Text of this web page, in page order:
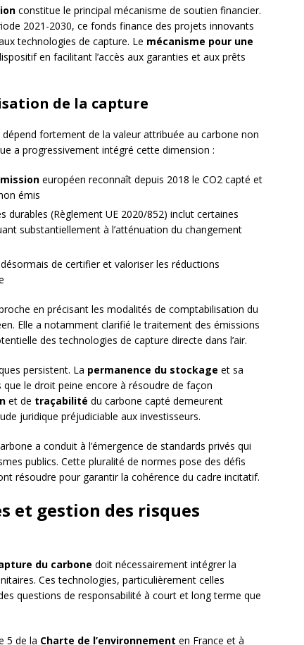
constitue le principal mécanisme de soutien financier.
2021-2030, ce fonds finance des projets innovants
technologies de capture. Le mécanisme pour une
en facilitant l’accès aux garanties et aux prêts
de la capture
fortement de la valeur attribuée au carbone non
a progressivement intégré cette dimension :
européen reconnaît depuis 2018 le CO2 capté et
émis
durables (Règlement UE 2020/852) inclut certaines
substantiellement à l’atténuation du changement
de certifier et valoriser les réductions
en précisant les modalités de comptabilisation du
Elle a notamment clarifié le traitement des émissions
des technologies de capture directe dans l’air.
persistent. La permanence du stockage et sa
le droit peine encore à résoudre de façon
et de traçabilité du carbone capté demeurent
juridique préjudiciable aux investisseurs.
a conduit à l’émergence de standards privés qui
publics. Cette pluralité de normes pose des défis
résoudre pour garantir la cohérence du cadre incitatif.
et gestion des risques
du carbone doit nécessairement intégrer la
Ces technologies, particulièrement celles
questions de responsabilité à court et long terme que
5 de la Charte de l’environnement en France et à